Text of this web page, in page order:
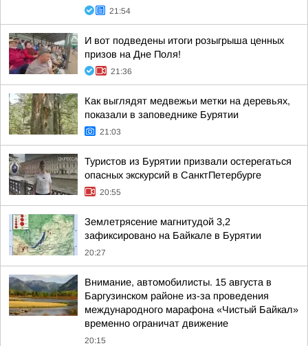
21:54
И вот подведены итоги розыгрыша ценных
призов на Дне Поля!
21:36
Как выглядят медвежьи метки на деревьях,
показали в заповеднике Бурятии
21:03
Туристов из Бурятии призвали остерегаться
опасных экскурсий в СанктПетербурге
20:55
Землетрясение магнитудой 3,2
зафиксировано на Байкале в Бурятии
20:27
Внимание, автомобилисты. 15 августа в
Баргузинском районе из-за проведения
международного марафона «Чистый Байкал»
временно ограничат движение
20:15